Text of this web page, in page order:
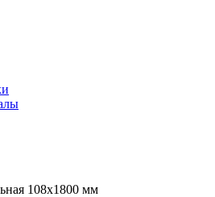
108х1800 мм